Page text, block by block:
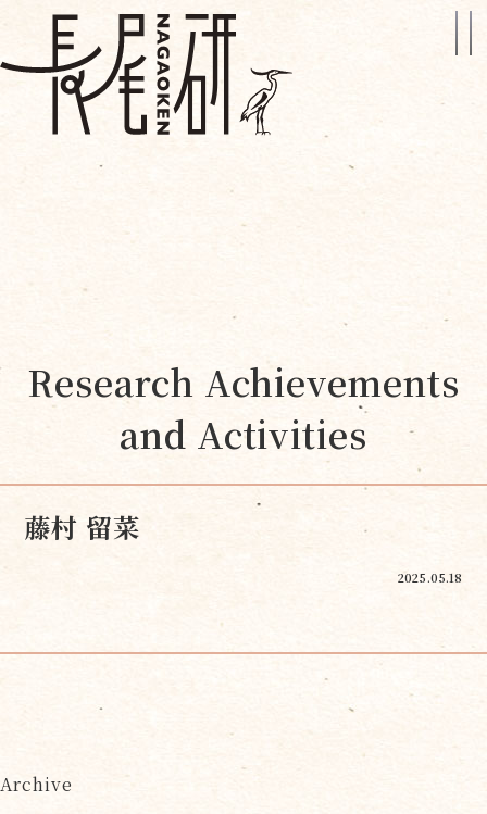
Research Achievements
and Activities
藤村 留菜
2025.05.18
Archive